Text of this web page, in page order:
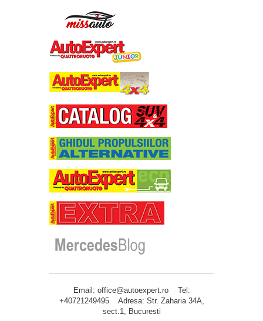
Email: office@autoexpert.ro Tel:
+40721249495 Adresa: Str. Zaharia 34A,
sect.1, Bucuresti